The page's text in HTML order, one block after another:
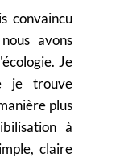
convaincu
avons
Je
je trouve
plus
à
claire